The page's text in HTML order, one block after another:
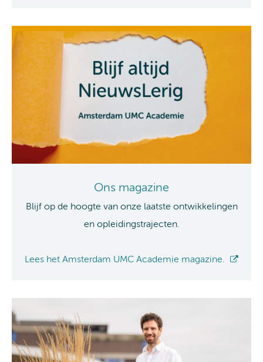
Ons magazine
Blijf op de hoogte van onze laatste ontwikkelingen
en opleidingstrajecten.
Lees het Amsterdam UMC Academie magazine.